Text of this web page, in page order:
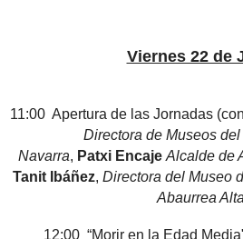
Viernes 22 de
11:00 Apertura de las Jornadas (con
Directora de Museos
Navarra, Patxi Encaje Alcalde de
Tanit Ibáñez, Directora del Museo
Abaurrea Alta
12:00 “Morir en la Edad